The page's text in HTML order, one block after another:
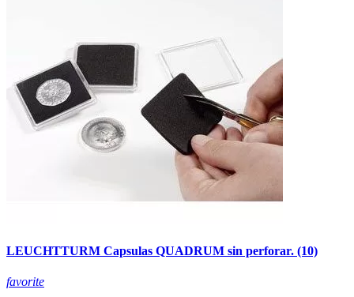
LEUCHTTURM Capsulas QUADRUM sin perforar. (10)
favorite